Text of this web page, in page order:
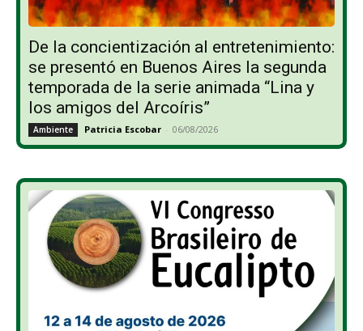
De la concientización al entretenimiento:
se presentó en Buenos Aires la segunda
temporada de la serie animada “Lina y
los amigos del Arcoíris”
Ambiente Patricia Escobar - 06/08/2026